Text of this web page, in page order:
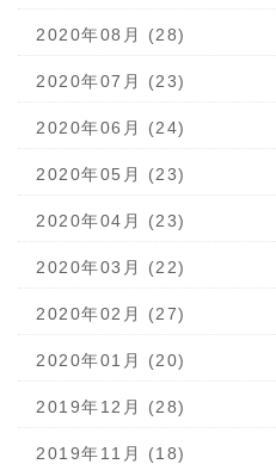
2020年08月 (28)
2020年07月 (23)
2020年06月 (24)
2020年05月 (23)
2020年04月 (23)
2020年03月 (22)
2020年02月 (27)
2020年01月 (20)
2019年12月 (28)
2019年11月 (18)